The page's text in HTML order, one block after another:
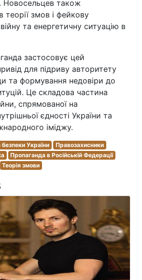
Новосельцев також
змов і фейкову
та енергетичну ситуацію в
застосовує цей
для підриву авторитету
та формування недовіри до
Це складова частина
спрямованої на
єдності України та
іміджу.
України
Правозахисники
Пропаганда в Російській Федерації
Теорія змови